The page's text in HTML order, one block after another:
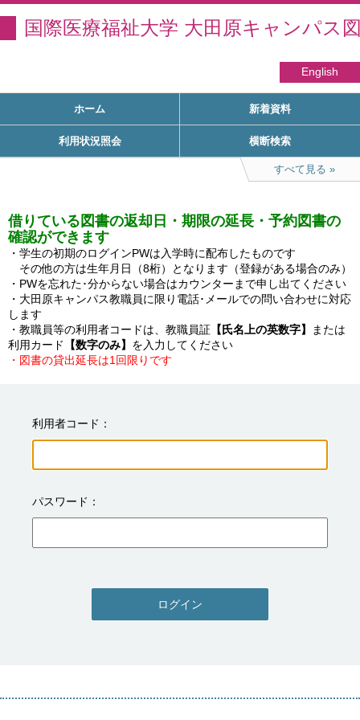
国際医療福祉大学 大田原キャンパス
English
ホーム 新着資料
利用状況照会 横断検索
すべて見る
借りている図書の返却日・期限の延長・予約図書の
確認ができます
・学生の初期のログインPWは入学時に配布したものです
その他の方は生年月日（8桁）となります（登録がある場合のみ）
・PWを忘れた･分からない場合はカウンターまで申し出てください
・大田原キャンパス教職員に限り電話･メールでの問い合わせに対応
します
・教職員等の利用者コードは、教職員証 【氏名上の英数字】
または
利用カード
【数字のみ】
・図書の貸出延長は1回限りです
利用者コード
パスワード
ログイン